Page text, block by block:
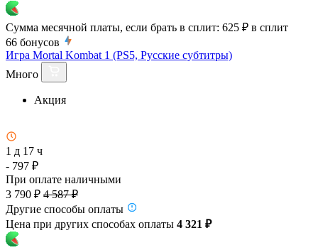
Сумма месячной платы, если брать в сплит: 625 ₽ в сплит
66 бонусов
Игра Mortal Kombat 1 (PS5, Русские субтитры)
Много
Акция
1 д 17 ч
- 797 ₽
При оплате наличными
3 790 ₽ 4 587 ₽
Другие способы оплаты
Цена при других способах оплаты 4 321 ₽